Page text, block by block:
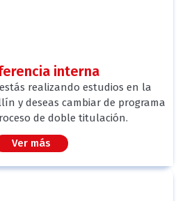
interna
realizando estudios en la
y deseas cambiar de programa
de doble titulación.
Ver más